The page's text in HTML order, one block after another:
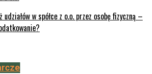
udziałów w spółce z o.o. przez osobę fizyczną –